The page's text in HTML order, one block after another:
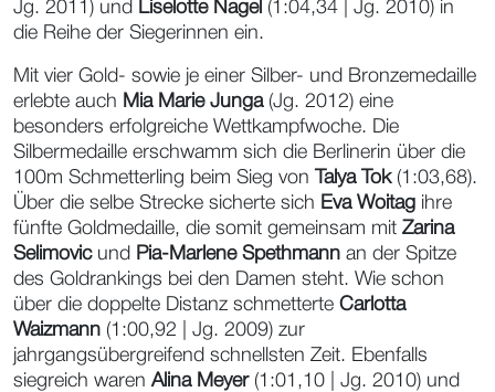
Jg. 2011) und Liselotte Nagel (1:04,34 | Jg. 2010) in
die Reihe der Siegerinnen ein.
Mit vier Gold- sowie je einer Silber- und Bronzemedaille
erlebte auch Mia Marie Junga(Jg. 2012) eine
besonders erfolgreiche Wettkampfwoche. Die
Silbermedaille erschwamm sich die Berlinerin über die
100m Schmetterling beim Sieg von
Talya Tok(1:03,68).
Über die selbe Strecke sicherte sich Eva Woitag ihre
fünfte Goldmedaille, die somit gemeinsam mit Zarina
Selimovicund Pia-Marlene Spethmann an der Spitze
des Goldrankings bei den Damen steht. Wie schon
über die doppelte Distanz schmetterte Carlotta
Waizmann (1:00,92 | Jg. 2009) zur
jahrgangsübergreifend schnellsten Zeit. Ebenfalls
siegreich warenAlina Meyer(1:01,10 | Jg. 2010) und